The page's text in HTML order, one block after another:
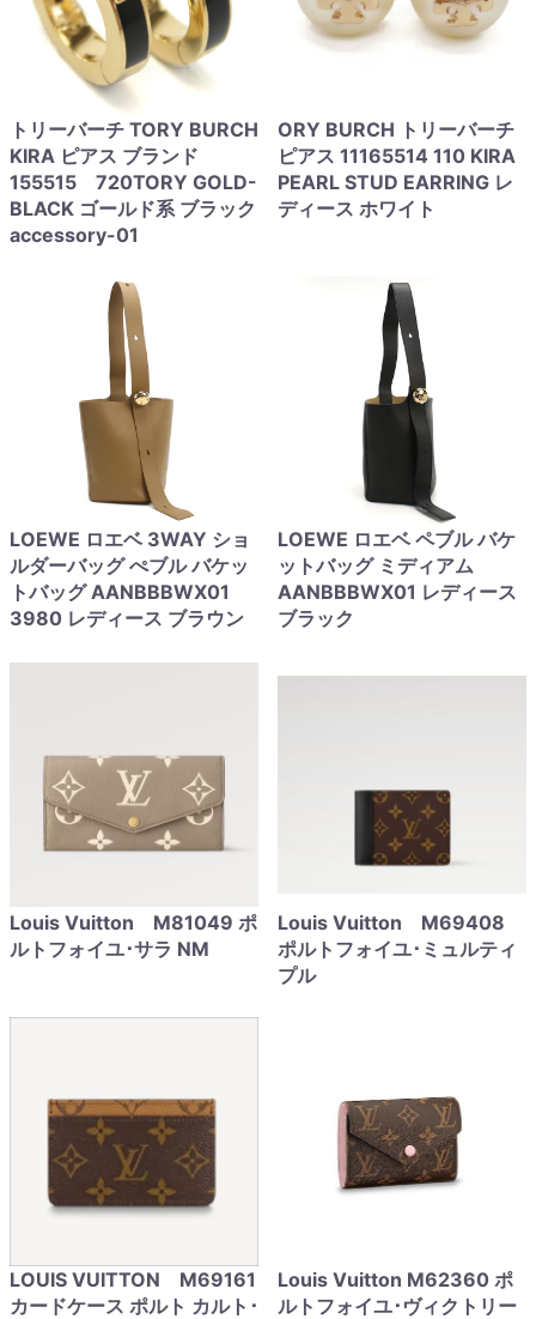
トリーバーチ TORY BURCH
KIRA ピアス ブランド
155515 720TORY GOLD-
BLACK ゴールド系 ブラック
accessory-01
ORY BURCH トリーバーチ
ピアス 11165514 110 KIRA
PEARL STUD EARRING レ
ディース ホワイト
LOEWE ロエベ 3WAY ショ
ルダーバッグ ぺブル バケッ
トバッグ AANBBBWX01
3980 レディース ブラウン
LOEWE ロエベ ペブル バケ
ットバッグ ミディアム
AANBBBWX01 レディース
ブラック
Louis Vuitton M81049 ポ
ルトフォイユ･サラ NM
Louis Vuitton M69408
ポルトフォイユ･ミュルティ
プル
LOUIS VUITTON M69161
カードケース ポルト カルト･
Louis Vuitton M62360 ポ
ルトフォイユ･ヴィクトリー